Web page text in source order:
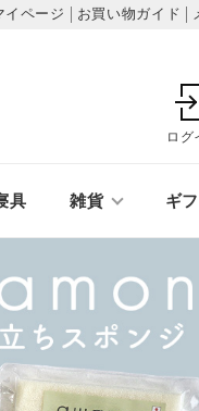
イページ お買い物ガイド
ログ
具 雑貨 ギ